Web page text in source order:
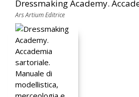
Dressmaking Academy.
Ars Artium Editrice